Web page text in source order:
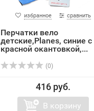
избранное сравнить
Перчатки вело
детские,Planes, синие с
красной окантовкой,...
(0)
416 руб.
В корзину